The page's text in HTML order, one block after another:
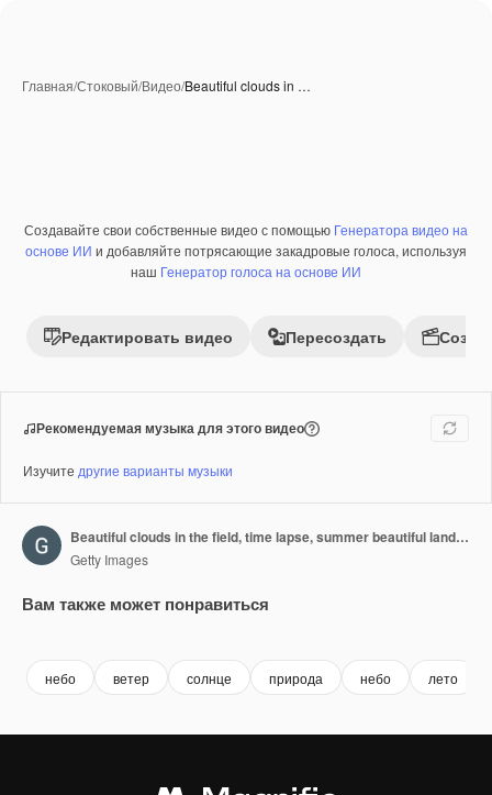
Главная/Стоковый/Видео/Beautiful clouds in …
Премиум
Создавайте свои собственные видео с помощью Генератора видео на
основе ИИ и добавляйте потрясающие закадровые голоса, используя
наш Генератор голоса на основе ИИ
Редактировать видео Пересоздать
Рекомендуемая музыка для этого видео
Изучите другие варианты музыки
Beautiful clouds in the field, time lapse, summer beautiful landscape, video loop
Getty Images
Вам также может понравиться
небо ветер солнце природа небо лето